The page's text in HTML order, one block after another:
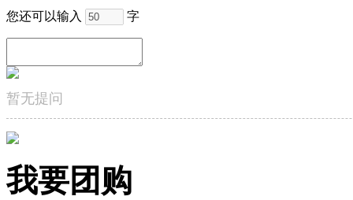
您还可以输入 字
暂无提问
我要团购